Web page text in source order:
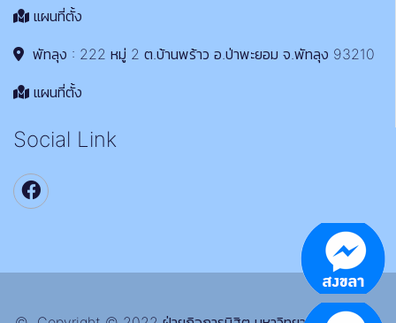
แผนที่ตั้ง
พัทลุง : 222 หมู่ 2 ต.บ้านพร้าว อ.ป่าพะยอม จ.พัทลุง 93210
แผนที่ตั้ง
Social Link